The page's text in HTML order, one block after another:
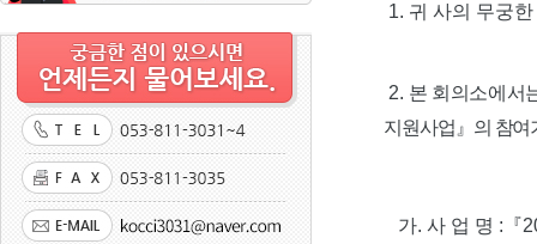
1. 귀 사의 무궁
2. 본 회의소에서
지원사업 』 의 참여
가. 사 업 명 : 『